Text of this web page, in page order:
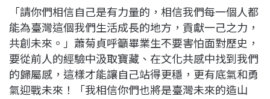
「請你們相信自己是有力量的，相信我們每一個人都
能為臺灣這個我們生活成長的地方，貢獻一己之力，
共創未來。」蕭菊貞呼籲畢業生不要害怕面對歷史，
要從前人的經驗中汲取寶藏、在文化共感中找到我們
的歸屬感，這樣才能讓自己站得更穩，更有底氣和勇
氣迎戰未來！「我相信你們也將是臺灣未來的造山